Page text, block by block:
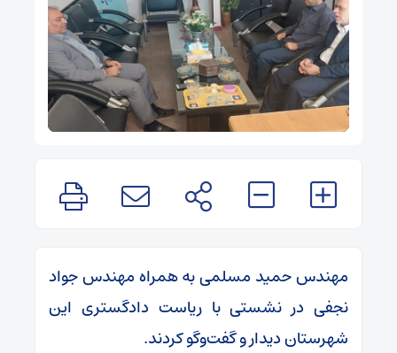
مهندس حمید مسلمی به همراه مهندس جواد
نجفی در نشستی با ریاست دادگستری این
شهرستان دیدار و گفت‌وگو کردند.